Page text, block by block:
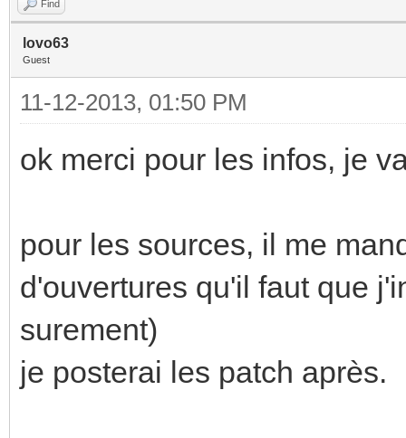
Find
lovo63
Guest
11-12-2013, 01:50 PM
ok merci pour les infos, je
pour les sources, il me
d'ouvertures qu'il faut que
surement)
je posterai les patch après.